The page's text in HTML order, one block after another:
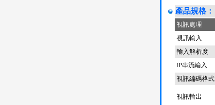
產品規格：
視訊處理
視訊輸入
輸入解析度
IP串流輸入
視訊編碼格式
視訊輸出